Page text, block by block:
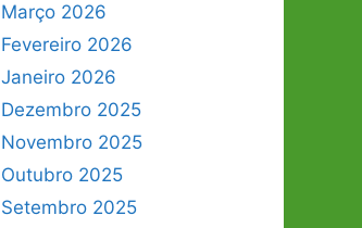
Março 2026
Fevereiro 2026
Janeiro 2026
Dezembro 2025
Novembro 2025
Outubro 2025
Setembro 2025